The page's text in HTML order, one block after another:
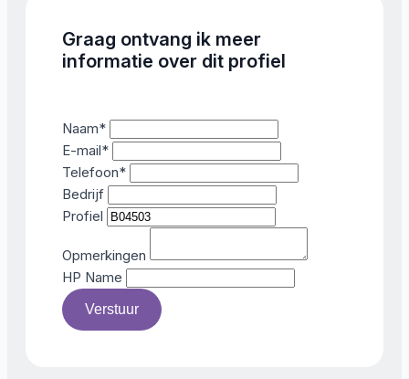
Graag ontvang ik meer
informatie over dit profiel
Naam*
E-mail*
Telefoon*
Bedrijf
Profiel
Opmerkingen
HP Name
Verstuur